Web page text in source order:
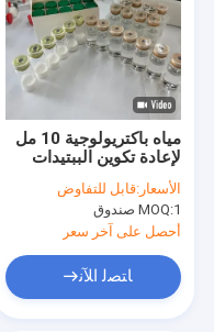
مياه باكتريولوجية 10 مل
لإعادة تكوين الببتيدات
قنينة جرعات متعددة
الأسعار:قابل للتفاوض
MOQ:1 صندوق
أحصل على آخر سعر
ﺎﺘﺼﻟ ﺍﻶﻧ